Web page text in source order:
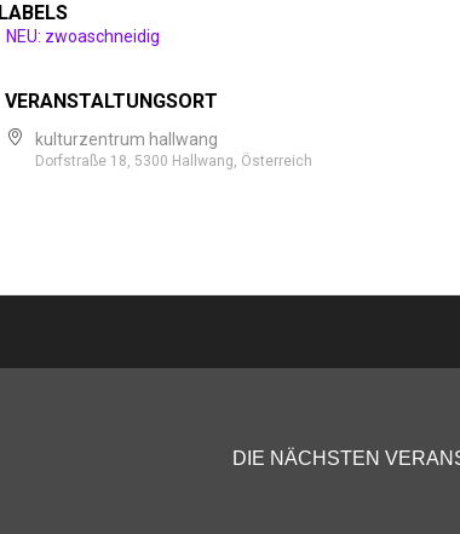
LABELS
NEU: zwoaschneidig
VERANSTALTUNGSORT
kulturzentrum hallwang
Dorfstraße 18, 5300 Hallwang, Österreich
DIE NÄCHSTEN